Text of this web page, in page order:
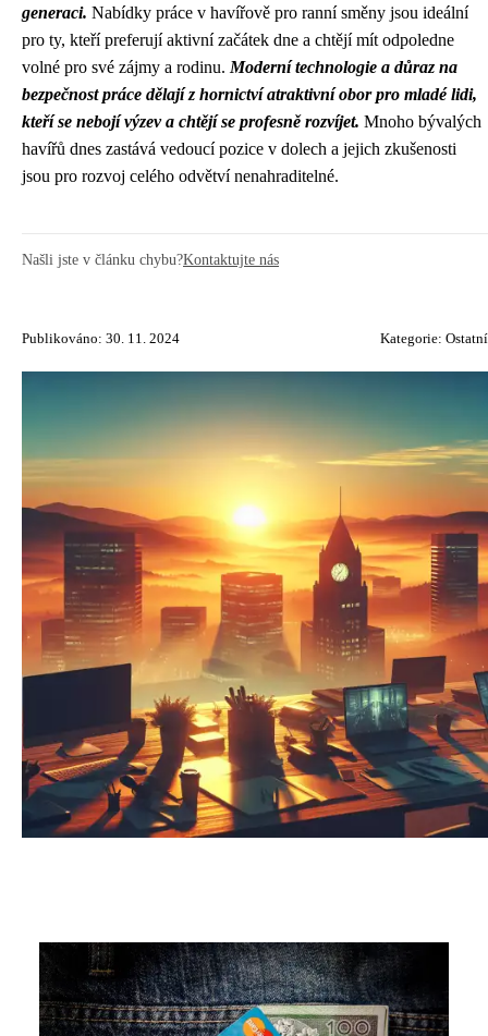
generaci. Nabídky práce v havířově pro ranní směny jsou ideální
pro ty, kteří preferují aktivní začátek dne a chtějí mít odpoledne
volné pro své zájmy a rodinu. Moderní technologie a důraz na
bezpečnost práce dělají z hornictví atraktivní obor pro mladé lidi,
kteří se nebojí výzev a chtějí se profesně rozvíjet. Mnoho bývalých
havířů dnes zastává vedoucí pozice v dolech a jejich zkušenosti
jsou pro rozvoj celého odvětví nenahraditelné.
Našli jste v článku chybu?Kontaktujte nás
Publikováno: 30. 11. 2024 Kategorie: Ostatní